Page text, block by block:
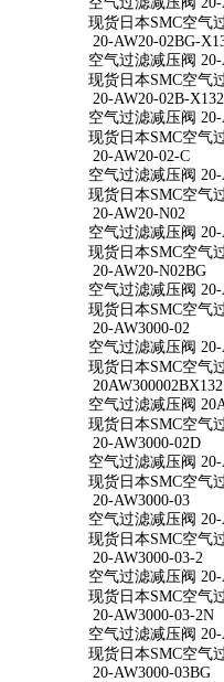
现货日本SMC空气
20-AW20-02BG-
空气过滤减压阀
现货日本SMC空气
20-AW20-02B-X132
空气过滤减压阀
现货日本SMC空气
20-AW20-02-C
空气过滤减压阀 20-
现货日本SMC空气
20-AW20-N02
空气过滤减压阀
现货日本SMC空气
20-AW20-N02BG
空气过滤减压阀
现货日本SMC空气
20-AW3000-02
空气过滤减压阀 20-
现货日本SMC空气
20AW300002BX132
空气过滤减压阀
现货日本SMC空气
20-AW3000-02D
空气过滤减压阀 20-
现货日本SMC空气
20-AW3000-03
空气过滤减压阀 20-
现货日本SMC空气
20-AW3000-03-2
空气过滤减压阀 20-
现货日本SMC空气
20-AW3000-03-2N
空气过滤减压阀
现货日本SMC空气
20-AW3000-03BG